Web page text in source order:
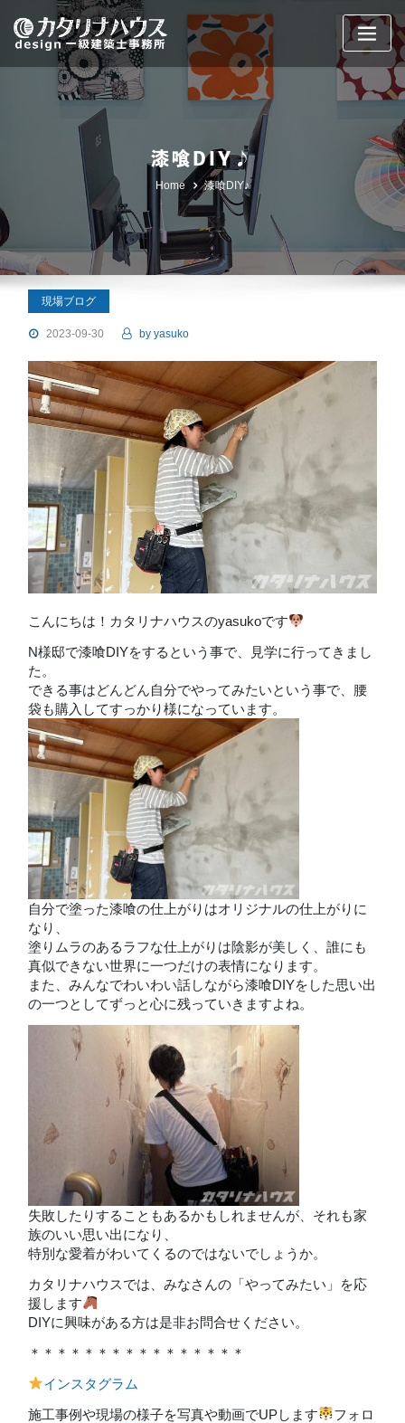
content
漆喰DIY♪
Home 漆喰DIY♪
現場ブログ
2023-09-30 by yasuko
こんにちは！カタリナハウスのyasukoです
N様邸で漆喰DIYをするという事で、見学に行ってきまし
た。
できる事はどんどん自分でやってみたいという事で、腰
袋も購入してすっかり様になっています。
自分で塗った漆喰の仕上がりはオリジナルの仕上がりに
なり、
塗りムラのあるラフな仕上がりは陰影が美しく、誰にも
真似できない世界に一つだけの表情になります。
また、みんなでわいわい話しながら漆喰DIYをした思い出
の一つとしてずっと心に残っていきますよね。
失敗したりすることもあるかもしれませんが、それも家
族のいい思い出になり、
特別な愛着がわいてくるのではないでしょうか。
カタリナハウスでは、みなさんの「やってみたい」を応
援します
DIYに興味がある方は是非お問合せください。
＊＊＊＊＊＊＊＊＊＊＊＊＊＊＊＊
インスタグラム
施工事例や現場の様子を写真や動画でUPします
フォロ